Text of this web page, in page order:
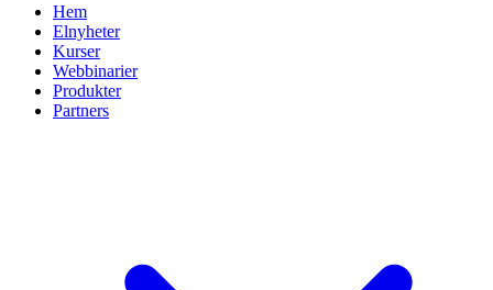
Hem
Elnyheter
Kurser
Webbinarier
Produkter
Partners